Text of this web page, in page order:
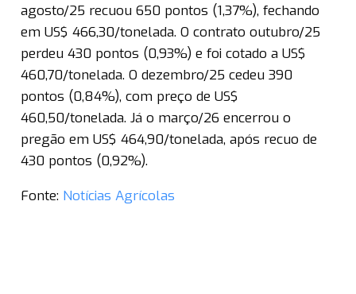
agosto/25 recuou 650 pontos (1,37%), fechando
em US$ 466,30/tonelada. O contrato outubro/25
perdeu 430 pontos (0,93%) e foi cotado a US$
460,70/tonelada. O dezembro/25 cedeu 390
pontos (0,84%), com preço de US$
460,50/tonelada. Já o março/26 encerrou o
pregão em US$ 464,90/tonelada, após recuo de
430 pontos (0,92%).
Fonte: Notícias Agrícolas